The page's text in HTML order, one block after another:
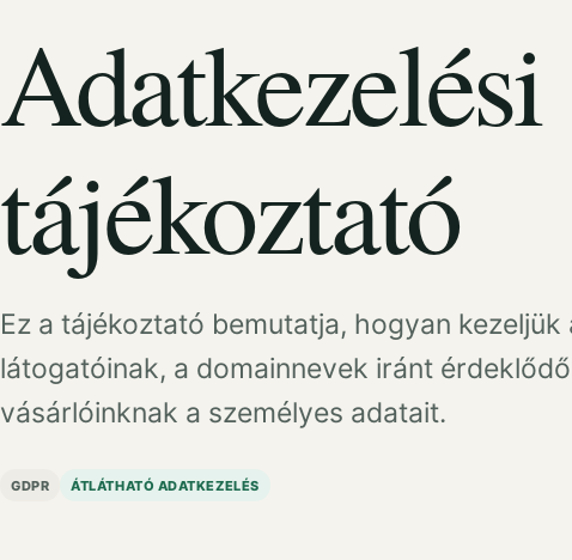
Adatkezelési
tájékoztató
Ez a tájékoztató bemutatja, hogyan kezeljük
látogatóinak, a domainnevek iránt
vásárlóinknak a személyes adatait.
GDPR ÁTLÁTHATÓ ADATKEZELÉS